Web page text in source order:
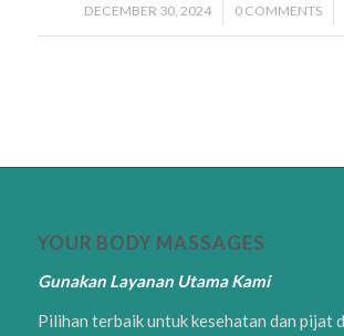
DECEMBER 30, 2024
/ 0 COMMENTS
/
YOUR BODY MASSAGES
Gunakan Layanan Utama Kami
Pilihan terbaik untuk kesehatan dan pijat